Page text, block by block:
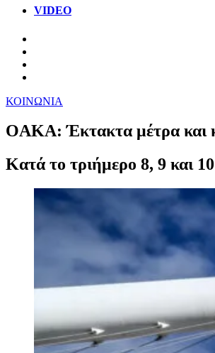
VIDEO
ΚΟΙΝΩΝΙΑ
OAKA: Έκτακτα μέτρα και
Κατά το τριήμερο 8, 9 και